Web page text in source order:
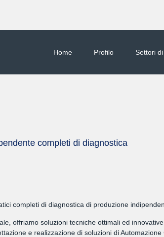
Home Profilo Settori
completi di diagnostica
completi di diagnostica di produzione
offriamo soluzioni tecniche ottimali ed
e realizzazione di soluzioni di